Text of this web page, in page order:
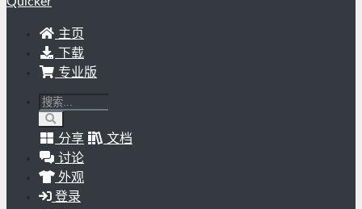
主页
下载
专业版
分享
文档
讨论
外观
登录